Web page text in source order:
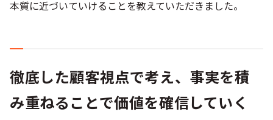
本質に近づいていけることを教えていただきました。
徹底した顧客視点で考え、事実を積
み重ねることで価値を確信していく